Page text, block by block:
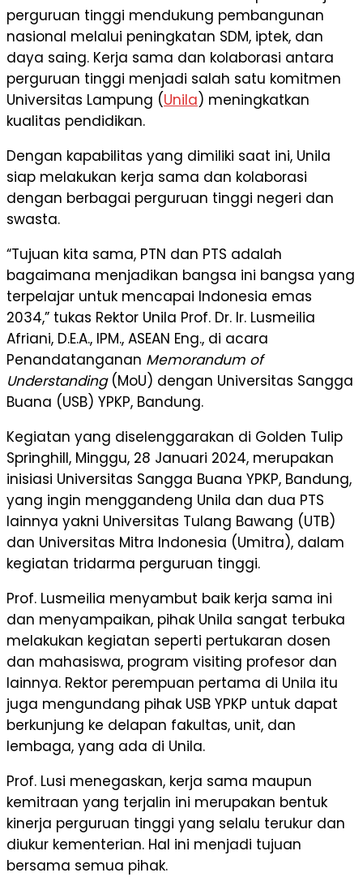
perguruan tinggi mendukung pembangunan
nasional melalui peningkatan SDM, iptek, dan
daya saing. Kerja sama dan kolaborasi antara
perguruan tinggi menjadi salah satu komitmen
Universitas Lampung (Unila) meningkatkan
kualitas pendidikan.
Dengan kapabilitas yang dimiliki saat ini, Unila
siap melakukan kerja sama dan kolaborasi
dengan berbagai perguruan tinggi negeri dan
swasta.
“Tujuan kita sama, PTN dan PTS adalah
bagaimana menjadikan bangsa ini bangsa yang
terpelajar untuk mencapai Indonesia emas
2034,” tukas Rektor Unila Prof. Dr. Ir. Lusmeilia
Afriani, D.E.A., IPM., ASEAN Eng., di acara
Penandatanganan Memorandum of
Understanding(MoU) dengan Universitas Sangga
Buana (USB) YPKP, Bandung.
Kegiatan yang diselenggarakan di Golden Tulip
Springhill, Minggu, 28 Januari 2024, merupakan
inisiasi Universitas Sangga Buana YPKP, Bandung,
yang ingin menggandeng Unila dan dua PTS
lainnya yakni Universitas Tulang Bawang (UTB)
dan Universitas Mitra Indonesia (Umitra), dalam
kegiatan tridarma perguruan tinggi.
Prof. Lusmeilia menyambut baik kerja sama ini
dan menyampaikan, pihak Unila sangat terbuka
melakukan kegiatan seperti pertukaran dosen
dan mahasiswa, program visiting profesor dan
lainnya. Rektor perempuan pertama di Unila itu
juga mengundang pihak USB YPKP untuk dapat
berkunjung ke delapan fakultas, unit, dan
lembaga, yang ada di Unila.
Prof. Lusi menegaskan, kerja sama maupun
kemitraan yang terjalin ini merupakan bentuk
kinerja perguruan tinggi yang selalu terukur dan
diukur kementerian. Hal ini menjadi tujuan
bersama semua pihak.